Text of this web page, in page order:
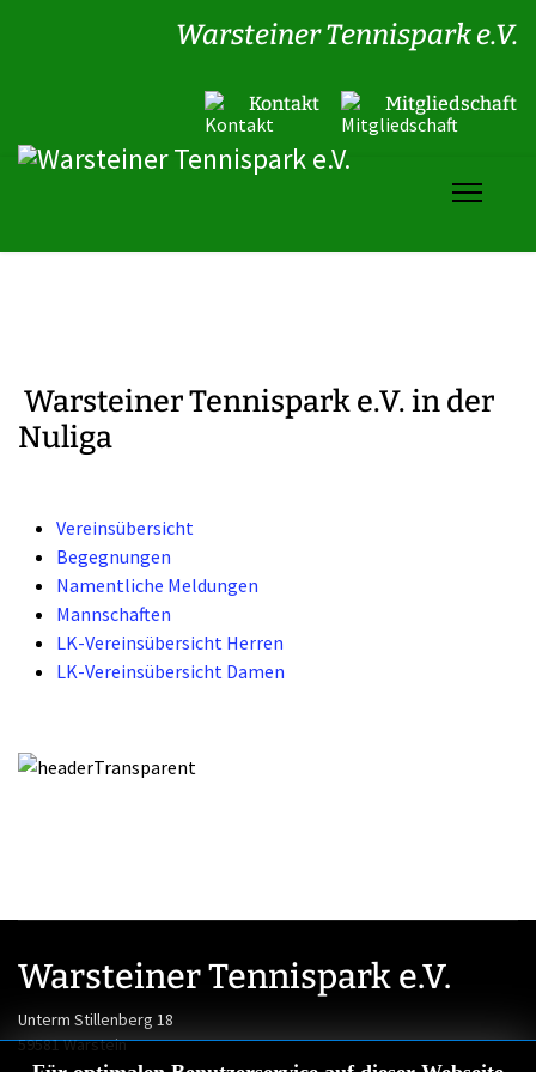
Warsteiner Tennispark e.V.
Kontakt Mitgliedschaft
Warsteiner Tennispark e.V. in der
Nuliga
Vereinsübersicht
Begegnungen
Namentliche Meldungen
Mannschaften
LK-Vereinsübersicht Herren
LK-Vereinsübersicht Damen
Warsteiner Tennispark e.V.
Unterm Stillenberg 18
59581 Warstein